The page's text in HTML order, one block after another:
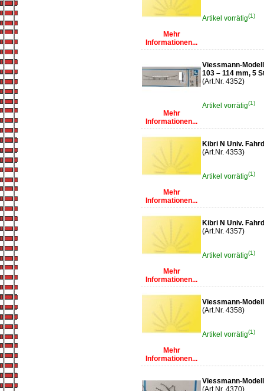
Mehr
Informationen...
Artikel vorrätig(1)
Mehr
Informationen...
Viessmann-
103 – 114 mm, 5
(Art.Nr. 4352)
Artikel vorrätig(1)
Mehr
Informationen...
Kibri N Univ.
(Art.Nr. 4353)
Artikel vorrätig(1)
Mehr
Informationen...
Kibri N Univ.
(Art.Nr. 4357)
Artikel vorrätig(1)
Mehr
Informationen...
Viessmann-
(Art.Nr. 4358)
Artikel vorrätig(1)
Viessmann-
(Art.Nr. 4370)